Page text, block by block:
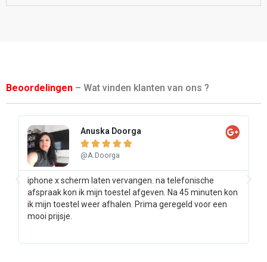
Beoordelingen – Wat vinden klanten van ons ?
Anuska Doorga
    
@A.Doorga
iphone x scherm laten vervangen. na telefonische
afspraak kon ik mijn toestel afgeven. Na 45 minuten kon
ik mijn toestel weer afhalen. Prima geregeld voor een
mooi prijsje.